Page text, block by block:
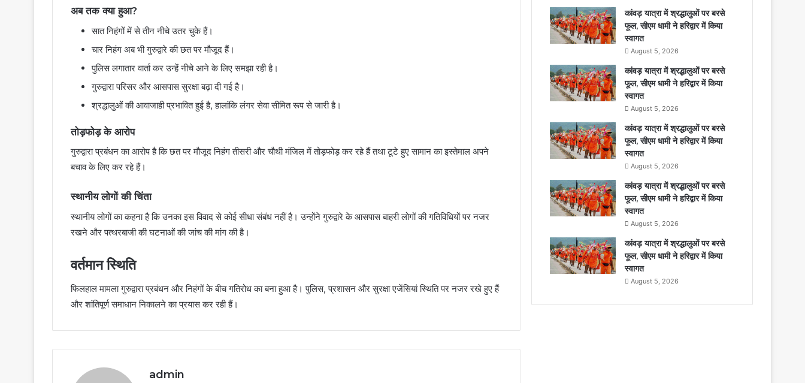
अब तक क्या हुआ?
सात निहंगों में से तीन नीचे उतर चुके हैं।
चार निहंग अब भी गुरुद्वारे की छत पर मौजूद हैं।
पुलिस लगातार वार्ता कर उन्हें नीचे आने के लिए समझा रही है।
गुरुद्वारा परिसर और आसपास सुरक्षा बढ़ा दी गई है।
श्रद्धालुओं की आवाजाही प्रभावित हुई है, हालांकि लंगर सेवा सीमित रूप से जारी है।
तोड़फोड़ के आरोप
गुरुद्वारा प्रबंधन का आरोप है कि छत पर मौजूद निहंग तीसरी और चौथी मंजिल में तोड़फोड़ कर रहे हैं तथा टूटे हुए सामान का इस्तेमाल अपने
बचाव के लिए कर रहे हैं।
स्थानीय लोगों की चिंता
स्थानीय लोगों का कहना है कि उनका इस विवाद से कोई सीधा संबंध नहीं है। उन्होंने गुरुद्वारे के आसपास बाहरी लोगों की गतिविधियों पर नजर
रखने और पत्थरबाजी की घटनाओं की जांच की मांग की है।
वर्तमान स्थिति
फिलहाल मामला गुरुद्वारा प्रबंधन और निहंगों के बीच गतिरोध का बना हुआ है। पुलिस, प्रशासन और सुरक्षा एजेंसियां स्थिति पर नजर रखे हुए हैं
और शांतिपूर्ण समाधान निकालने का प्रयास कर रही हैं।
admin
कांवड़ यात्रा में श्रद्धालुओं पर बरसे
फूल, सीएम धामी ने हरिद्वार में किया
स्वागत
August 5, 2026
कांवड़ यात्रा में श्रद्धालुओं पर बरसे
फूल, सीएम धामी ने हरिद्वार में किया
स्वागत
August 5, 2026
कांवड़ यात्रा में श्रद्धालुओं पर बरसे
फूल, सीएम धामी ने हरिद्वार में किया
स्वागत
August 5, 2026
कांवड़ यात्रा में श्रद्धालुओं पर बरसे
फूल, सीएम धामी ने हरिद्वार में किया
स्वागत
August 5, 2026
कांवड़ यात्रा में श्रद्धालुओं पर बरसे
फूल, सीएम धामी ने हरिद्वार में किया
स्वागत
August 5, 2026